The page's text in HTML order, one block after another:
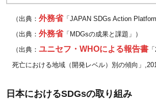
関連記
事
2.3
③す
べて
に健
（出典： 外務省「JAPAN SDGs Action
（出典： 外務省「MDGsの成果と課題」）
（出典： ユニセフ・WHOによる報告書
死亡における地域（開発レベル）別の傾向」
日本におけるSDGsの取り組み